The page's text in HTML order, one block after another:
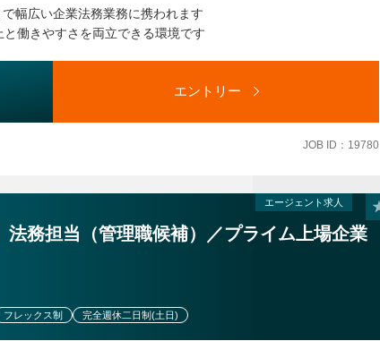
務を含む。）
のほか、全社規程の管理）
幅広い企業法務業務に携われます
働きやすさを両立できる環境です
エントリー
JOB ID：19780
エージェント求人
法務担当（管理職候補）／プライム上場企業
フレックス制 完全週休二日制(土日)